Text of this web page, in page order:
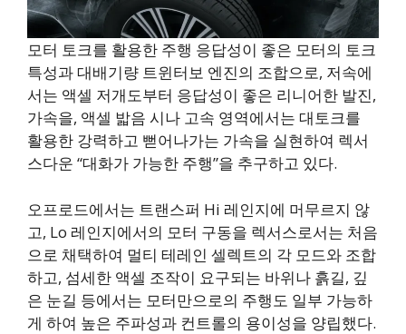
모터 토크를 활용한 주행 응답성이 좋은 모터의 토크
특성과 대배기량 트윈터보 엔진의 조합으로, 저속에
서는 액셀 저개도부터 응답성이 좋은 리니어한 발진,
가속을, 액셀 밟음 시나 고속 영역에서는 대토크를
활용한 강력하고 뻗어나가는 가속을 실현하여 렉서
스다운 “대화가 가능한 주행”을 추구하고 있다.
오프로드에서는 트랜스퍼 Hi 레인지에 머무르지 않
고, Lo 레인지에서의 모터 구동을 렉서스로서는 처음
으로 채택하여 멀티 테레인 셀렉트의 각 모드와 조합
하고, 섬세한 액셀 조작이 요구되는 바위나 흙길, 깊
은 눈길 등에서는 모터만으로의 주행도 일부 가능하
게 하여 높은 주파성과 컨트롤의 용이성을 양립했다.